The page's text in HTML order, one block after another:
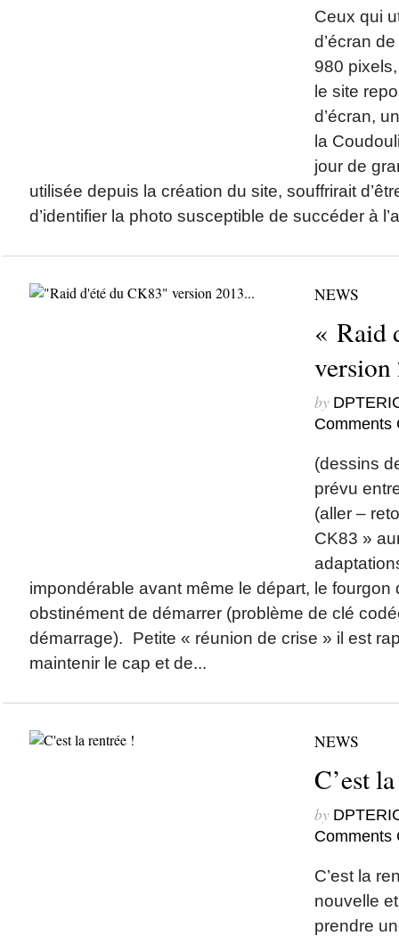
Ceux qui
d’écran
980
le site
d’écran,
la
jour de
utilisée depuis la création du site, souffrirait
d’identifier la photo susceptible de succéder à
NEWS
« Raid
by
Comments
(dessins
prévu
(aller –
CK83 »
impondérable avant même le départ, le fourgon
obstinément de démarrer (problème de clé
démarrage). Petite « réunion de crise » il est
maintenir le cap et de...
NEWS
C’est
by
Comments
C’est la
nouvelle
prendre